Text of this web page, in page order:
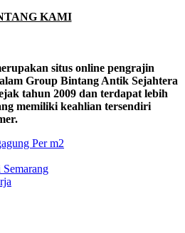
KAMI
situs online pengrajin
Group Bintang Antik Sejahtera
tahun 2009 dan terdapat lebih
memiliki keahlian tersendiri
Per m2